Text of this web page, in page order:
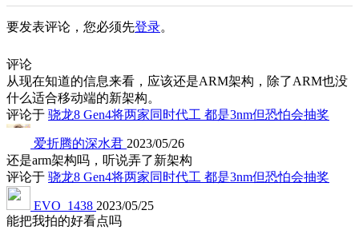
要发表评论，您必须先登录。
评论
从现在知道的信息来看，应该还是ARM架构，除了ARM也没
什么适合移动端的新架构。
评论于 骁龙8 Gen4将两家同时代工 都是3nm但恐怕会抽奖
爱折腾的深水君 2023/05/26
还是arm架构吗，听说弄了新架构
评论于 骁龙8 Gen4将两家同时代工 都是3nm但恐怕会抽奖
EVO_1438 2023/05/25
能把我拍的好看点吗